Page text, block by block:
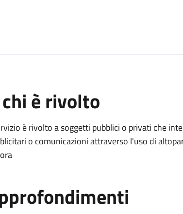
è rivolto
è rivolto a soggetti pubblici o privati che
o comunicazioni attraverso l'uso di